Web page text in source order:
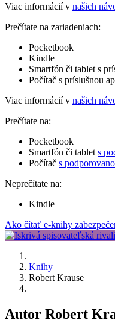
Viac informácií v našich
Prečítate na zariadeniach:
Pocketbook
Kindle
Smartfón či tablet s
Počítač s príslušnou
Viac informácií v našich
Prečítate na:
Pocketbook
Smartfón či tablet s
Počítač s
Neprečítate na:
Kindle
Ako čítať e-knihy
Knihy
Robert Krause
Autor Robert